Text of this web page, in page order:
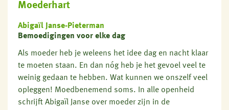
Moederhart
Abigaïl Janse-Pieterman
Bemoedigingen voor elke dag
Als moeder heb je weleens het idee dag en nacht klaar
te moeten staan. En dan nóg heb je het gevoel veel te
weinig gedaan te hebben. Wat kunnen we onszelf veel
opleggen! Moedbenemend soms. In alle openheid
schrijft Abigaïl Janse over moeder zijn in de